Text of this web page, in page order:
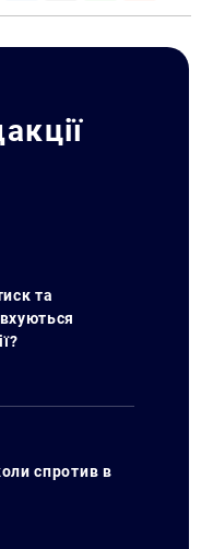
та
спротив в